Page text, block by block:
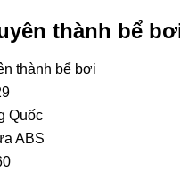
thành bể
thành bể bơi
Quốc
ABS